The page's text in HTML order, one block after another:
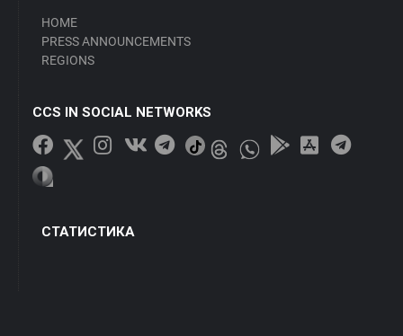
HOME
PRESS ANNOUNCEMENTS
REGIONS
CCS IN SOCIAL NETWORKS
СТАТИСТИКА